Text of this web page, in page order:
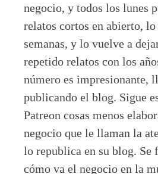
negocio, y todos los lunes
relatos cortos en abierto, lo
semanas, y lo vuelve a
repetido relatos con los
número es impresionante,
publicando el blog. Sigue
Patreon cosas menos
negocio que le llaman la
lo republica en su blog. Se
cómo va el negocio en la